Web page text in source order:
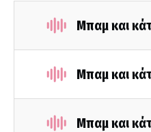
Μπαμ και
Μπαμ και
Μπαμ και